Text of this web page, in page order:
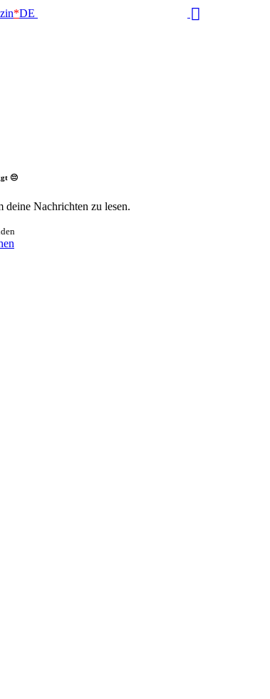
*DE
😔
deine Nachrichten zu lesen.